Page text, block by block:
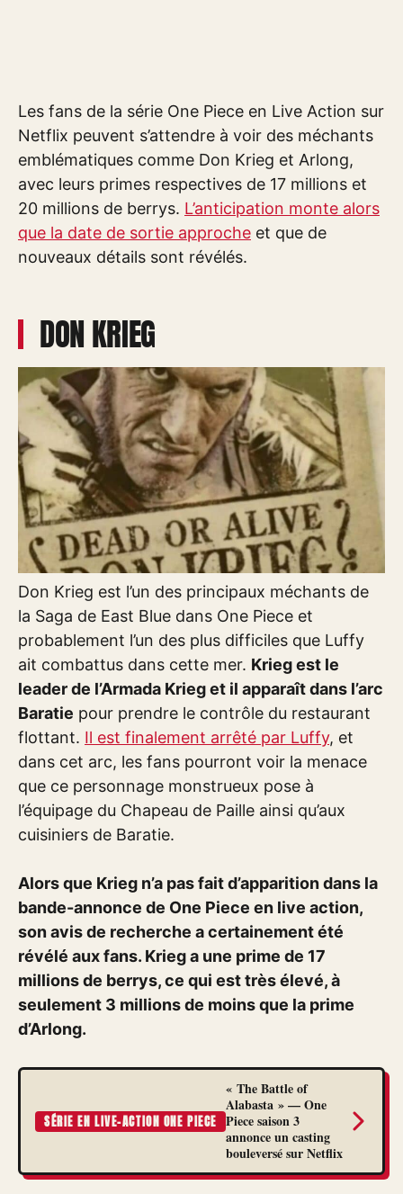
Les fans de la série One Piece en Live Action sur
Netflix peuvent s’attendre à voir des méchants
emblématiques comme Don Krieg et Arlong,
avec leurs primes respectives de 17 millions et
20 millions de berrys. L’anticipation monte alors
que la date de sortie approche et que de
nouveaux détails sont révélés.
DON KRIEG
Don Krieg est l’un des principaux méchants de
la Saga de East Blue dans One Piece et
probablement l’un des plus difficiles que Luffy
ait combattus dans cette mer. Krieg est le
leader de l’Armada Krieg et il apparaît dans l’arc
Baratie pour prendre le contrôle du restaurant
flottant. Il est finalement arrêté par Luffy, et
dans cet arc, les fans pourront voir la menace
que ce personnage monstrueux pose à
l’équipage du Chapeau de Paille ainsi qu’aux
cuisiniers de Baratie.
Alors que Krieg n’a pas fait d’apparition dans la
bande-annonce de One Piece en live action,
son avis de recherche a certainement été
révélé aux fans. Krieg a une prime de 17
millions de berrys, ce qui est très élevé, à
seulement 3 millions de moins que la prime
d’Arlong.
SÉRIE EN LIVE-ACTION ONE PIECE
« The Battle of
Alabasta » — One
Piece saison 3
annonce un casting
bouleversé sur Netflix